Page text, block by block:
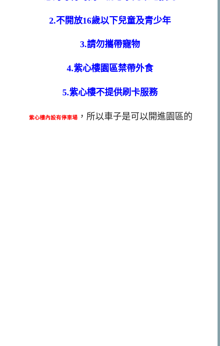
2.不開放16歲以下兒童及青少年
3.請勿攜帶寵物
4.紫心樓園區禁帶外食
5.紫心樓不提供刷卡服務
紫心樓內設有停車場 ，所以車子是可以開進園區的